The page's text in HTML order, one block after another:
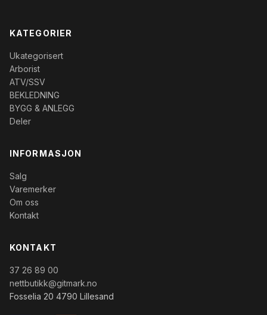
KATEGORIER
Ukategorisert
Arborist
ATV/SSV
BEKLEDNING
BYGG & ANLEGG
Deler
INFORMASJON
Salg
Varemerker
Om oss
Kontakt
KONTAKT
37 26 89 00
nettbutikk@gitmark.no
Fosselia 20 4790 Lillesand